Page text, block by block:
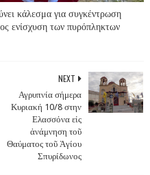
κάλεσμα για συγκέντρωση
ενίσχυση των πυρόπληκτων
NEXT
Αγρυπνία σήμερα
Κυριακή 10/8 στην
Ελασσόνα εἰς
ἀνάμνηση τοῦ
Θαύματος τοῦ Ἁγίου
Σπυρίδωνος